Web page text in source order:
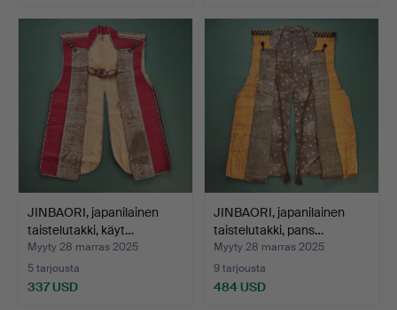
JINBAORI, japanilainen
taistelutakki, käyt…
Myyty 28 marras 2025
5 tarjousta
337 USD
JINBAORI, japanilainen
taistelutakki, pans…
Myyty 28 marras 2025
9 tarjousta
484 USD